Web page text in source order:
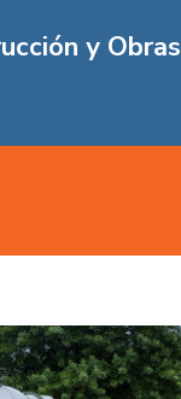
y Obras